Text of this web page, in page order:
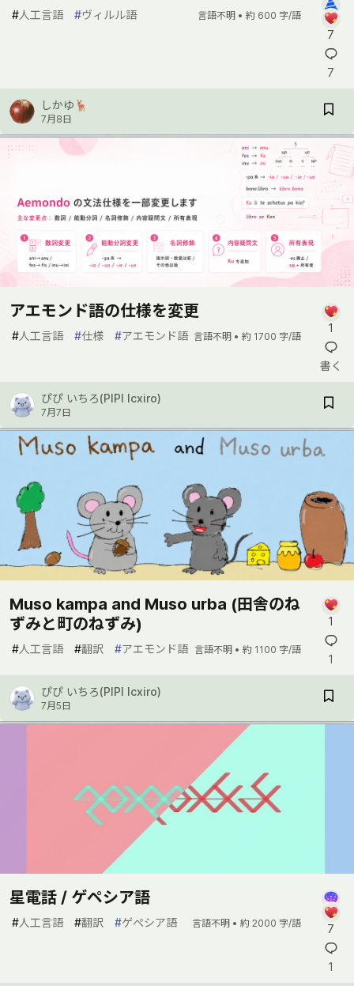
#人工言語 #ヴィルル語 言語不明 • 約 600 字/語
7
7
しかゆ🦌
7月8日
アエモンド語の仕様を変更
#人工言語 #仕様 #アエモンド語 言語不明 • 約 1700 字/語
1
書く
ぴぴ いちろ(PIPI Icxiro)
7月7日
Muso kampa and Muso urba (田舎のね
ずみと町のねずみ)
#人工言語 #翻訳 #アエモンド語 言語不明 • 約 1100 字/語
1
1
ぴぴ いちろ(PIPI Icxiro)
7月5日
星電話 / ゲペシア語
#人工言語 #翻訳 #ゲぺシア語 言語不明 • 約 2000 字/語 7
1